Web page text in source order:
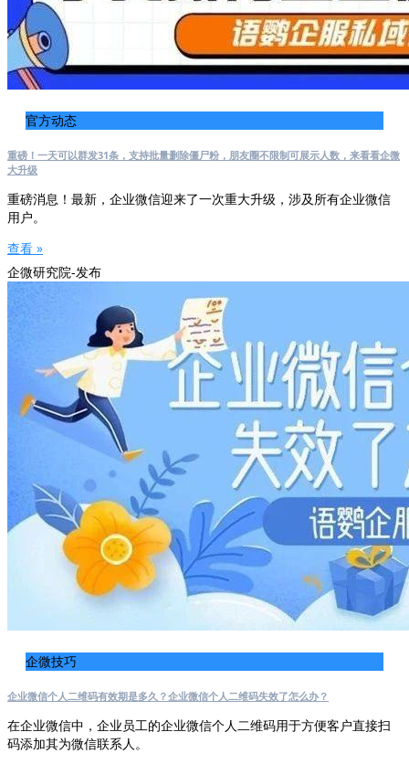
官方动态
重磅！一天可以群发31条，支持批量删除僵尸粉，朋友圈不限制可展示人数，来看看企微
大升级
重磅消息！最新，企业微信迎来了一次重大升级，涉及所有企业微信
用户。
查看 »
企微研究院-发布
企微技巧
企业微信个人二维码有效期是多久？企业微信个人二维码失效了怎么办？
在企业微信中，企业员工的企业微信个人二维码用于方便客户直接扫
码添加其为微信联系人。